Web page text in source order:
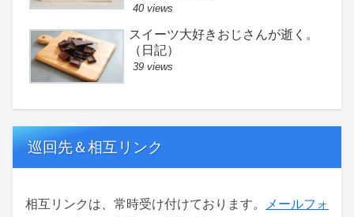
40 views
スイーツ大好きおじさんが逝く。
（日記）
39 views
巡回先＆相互リンク
相互リンクは、常時受け付けております。
メールフォ